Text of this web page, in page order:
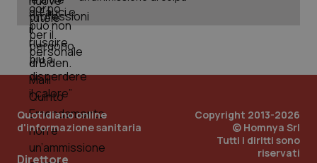
Quotidiano online
d'informazione sanitaria
Direttore
Copyright 2013-2026
© Homnya Srl
Tutti i diritti sono
riservati
PHPSESSID